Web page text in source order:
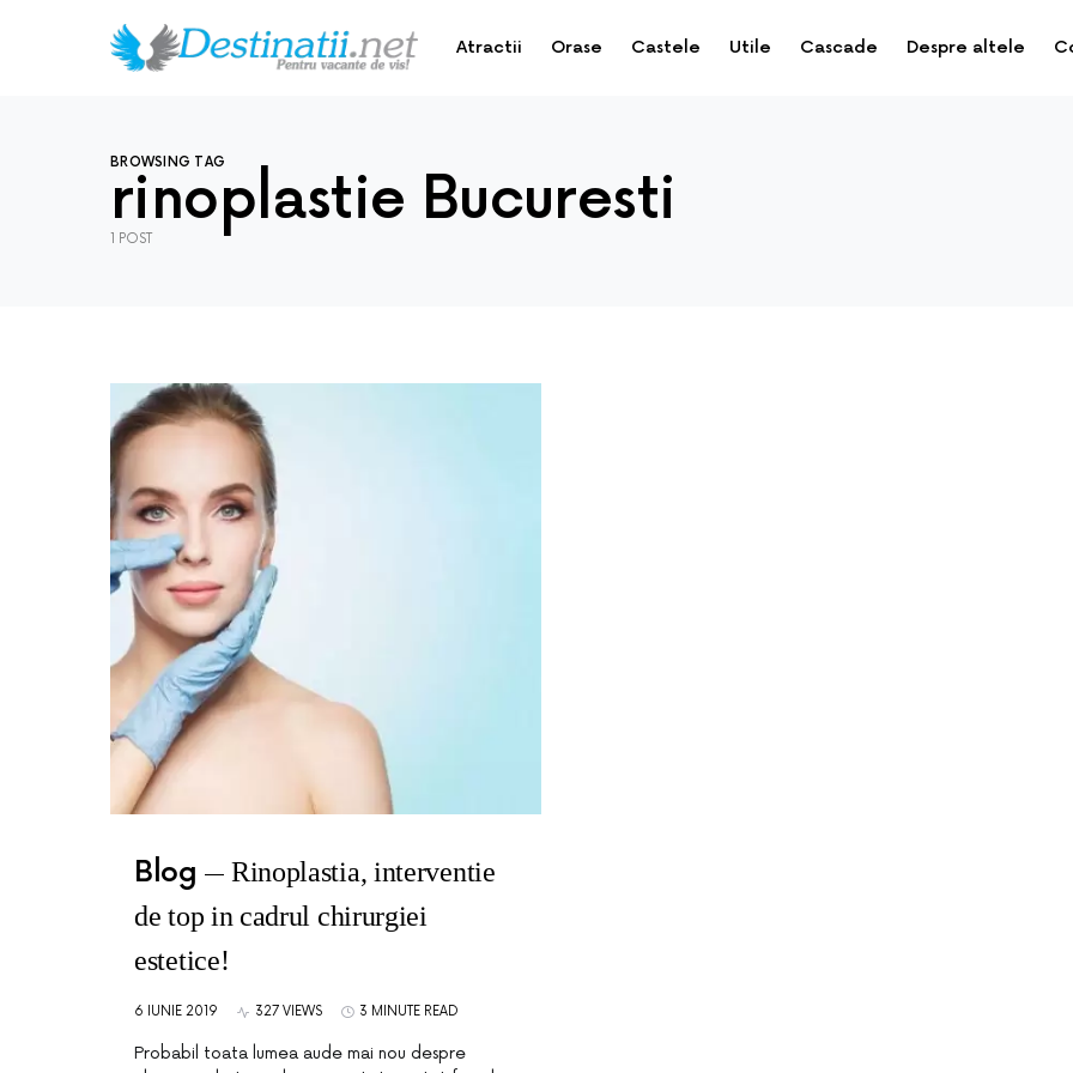
Atractii Orase Castele Utile Cascade Despre altele
BROWSING TAG
rinoplastie Bucuresti
1 POST
Blog
Rinoplastia, interventie
de top in cadrul chirurgiei
estetice!
6 IUNIE 2019 327 VIEWS 3 MINUTE READ
Probabil toata lumea aude mai nou despre